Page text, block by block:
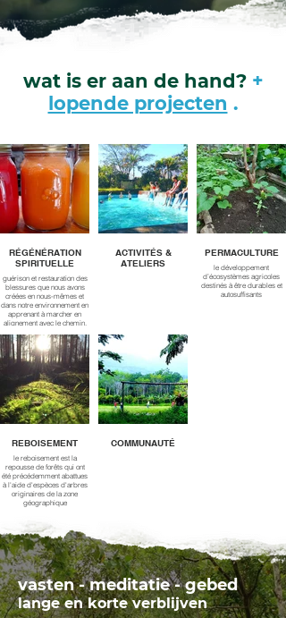
wat is er aan de hand? +
lopende projecten .
RÉGÉNÉRATION
SPIRITUELLE
guérison et restauration des
blessures que nous avons
créées en nous-mêmes et
dans notre environnement en
apprenant à marcher en
alignement avec le chemin,
ACTIVITÉS &
ATELIERS
PERMACULTURE
le développement
d’écosystèmes agricoles
destinés à être durables et
autosuffisants
REBOISEMENT
le reboisement est la
repousse de forêts qui ont
été précédemment abattues
à l'aide d'espèces d'arbres
originaires de la zone
géographique
COMMUNAUTÉ
vasten - meditatie - gebed
lange en korte verblijven